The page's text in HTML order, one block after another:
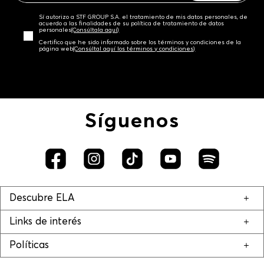
Sí autorizo a STF GROUP S.A. el tratamiento de mis datos personales, de
acuerdo a las finalidades de su política de tratamiento de datos
personales‎(Consúltala aquí)
Certifico que he sido informado sobre los términos y condiciones de la
página web‎(Consúltal aquí los términos y condiciones)
Síguenos
Descubre ELA
Links de interés
Políticas